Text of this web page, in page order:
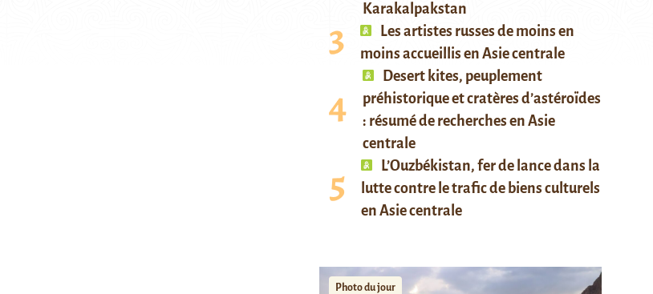
Karakalpakstan
Les artistes russes de moins en
moins accueillis en Asie centrale
Desert kites, peuplement
préhistorique et cratères d’astéroïdes
: résumé de recherches en Asie
centrale
L’Ouzbékistan, fer de lance dans la
lutte contre le trafic de biens culturels
en Asie centrale
Photo du jour